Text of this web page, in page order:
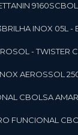
9160SC
BRILHA INOX 05L
- TWISTER
INOX AEROSSOL
CBOLSA
FUNCIONAL